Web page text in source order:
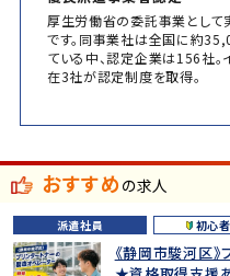
厚生労働省の委託事業として
です。同事業社は全国に約
ている中、認定企業は156社。
在3社が認定制度を取得。
おすすめの求人
派遣社員 初心
《静岡市駿河区